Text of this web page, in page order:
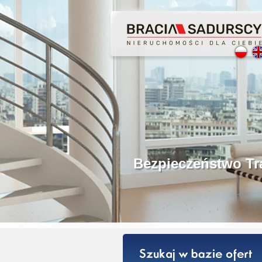
Profesjonalne
Bezpieczeństwo
Licencjonowani
Gwarancja Zwrotu